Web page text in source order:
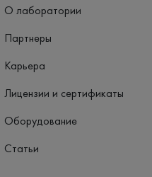
О лаборатории
Партнеры
Карьера
Лицензии и сертификаты
Оборудование
Статьи